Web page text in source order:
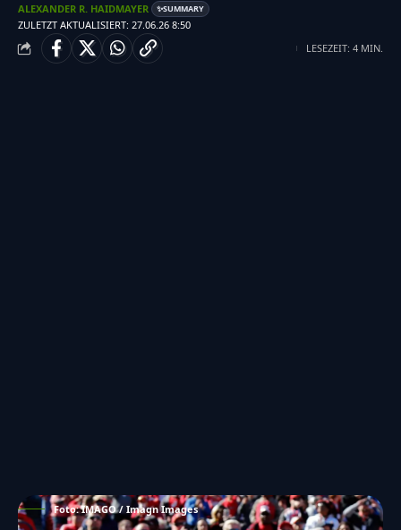
ZULETZT AKTUALISIERT: 27.06.26 8:50
ALEXANDER R. HAIDMAYER ✨SUMMARY
LESEZEIT: 4 MIN.
Foto: IMAGO / Imagn Images